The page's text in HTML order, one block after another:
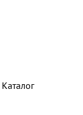
Каталог